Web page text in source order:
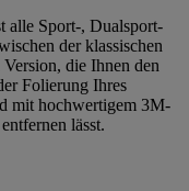
alle Sport-, Dualsport-
der klassischen
die Ihnen den
Folierung Ihres
mit hochwertigem 3M-
lässt.